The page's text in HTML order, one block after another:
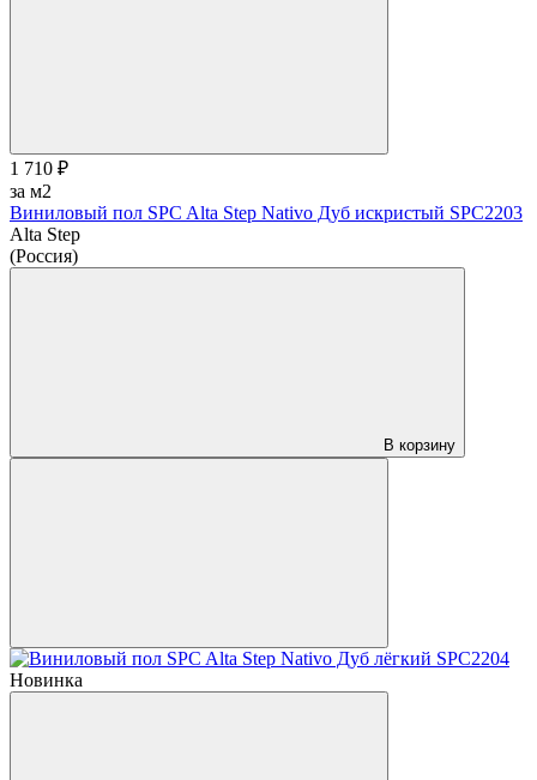
1 710 ₽
за м2
Виниловый пол SPC Alta Step Nativo Дуб искристый SPC2203
Alta Step
(Россия)
В корзину
Новинка